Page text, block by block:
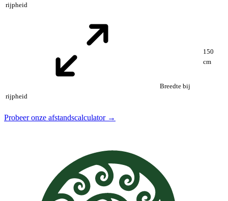
rijpheid
Breedte bij
rijpheid
150
cm
Probeer onze afstandscalculator →